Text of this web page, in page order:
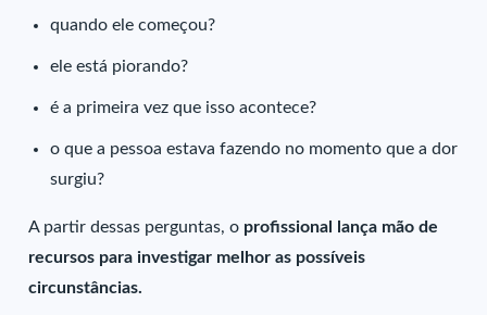
quando ele começou?
ele está piorando?
é a primeira vez que isso acontece?
o que a pessoa estava fazendo no momento que a dor
surgiu?
A partir dessas perguntas, o profissional lança mão de
recursos para investigar melhor as possíveis
circunstâncias.